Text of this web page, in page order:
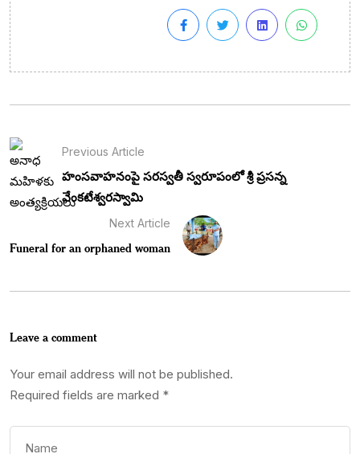
Previous Article
హంసవాహనంపై సరస్వతీ స్వరూపంలో శ్రీ ప్రసన్న
వేంకటేశ్వరస్వామి
Next Article
Funeral for an orphaned woman
Leave a comment
Your email address will not be published.
Required fields are marked *